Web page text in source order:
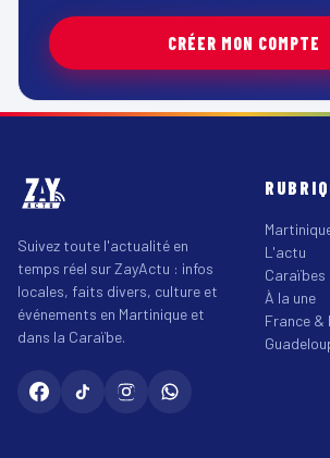
CRÉER MON COMPTE
Suivez toute l'actualité en
temps réel sur ZayActu : infos
locales, faits divers, culture et
événements en Martinique et
dans la Caraïbe.
L'actu
Caraïbes
À la une
France